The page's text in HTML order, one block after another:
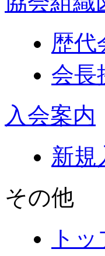
歴代
会長
入会案内
新規
その他
ト